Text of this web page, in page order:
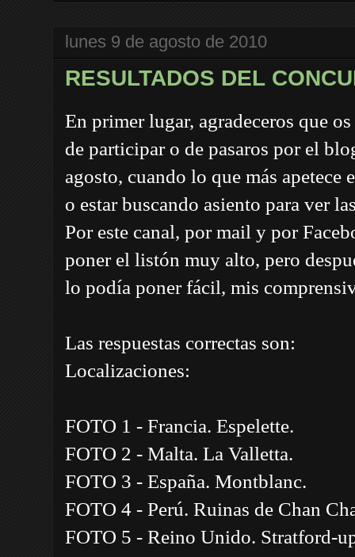
lunes 9 de agosto de 2010
RESULTADOS DEL
En primer lugar, agradeceros que
de participar o de pasaros por el
agosto, cuando lo que más apetece
o estar buscando asiento para ver
Por este canal, por mail y por
poner el listón muy alto, pero
lo podía poner fácil, mis
Las respuestas correctas son:
Localizaciones:
FOTO 1 - Francia. Espelette.
FOTO 2 - Malta. La Valletta.
FOTO 3 - España. Montblanc.
FOTO 4 - Perú. Ruinas de Chan
FOTO 5 - Reino Unido. Stratford-